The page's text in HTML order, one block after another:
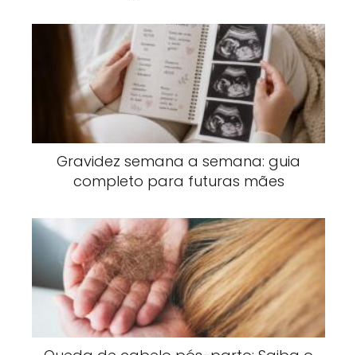
Gravidez semana a semana: guia
completo para futuras mães